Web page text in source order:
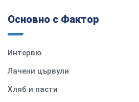
Основно с Фактор
Интервю
Лачени цървули
Хляб и пасти